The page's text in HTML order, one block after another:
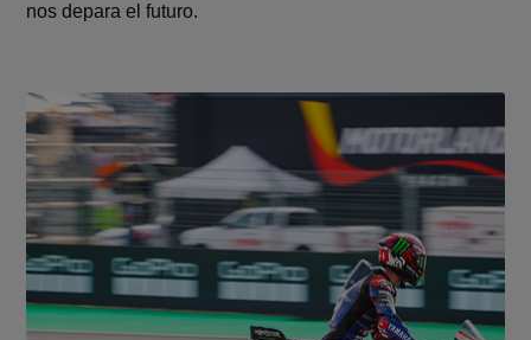
nos depara el futuro.